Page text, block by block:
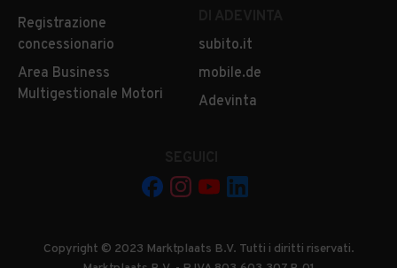
Registrazione
concessionario
Area Business
Multigestionale Motori
subito.it
mobile.de
Adevinta
Copyright © 2023 Marktplaats B.V. Tutti i diritti riservati.